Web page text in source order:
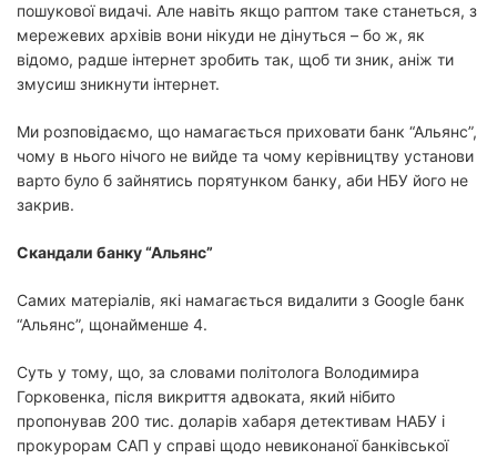
пошукової видачі. Але навіть якщо раптом таке станеться, з
мережевих архівів вони нікуди не дінуться – бо ж, як
відомо, радше інтернет зробить так, щоб ти зник, аніж ти
змусиш зникнути інтернет.
Ми розповідаємо, що намагається приховати банк “Альянс”,
чому в нього нічого не вийде та чому керівництву установи
варто було б зайнятись порятунком банку, аби НБУ його не
закрив.
Скандали банку “Альянс”
Самих матеріалів, які намагається видалити з Google банк
“Альянс”, щонайменше 4.
Суть у тому, що, за словами політолога Володимира
Горковенка, після викриття адвоката, який нібито
пропонував 200 тис. доларів хабаря детективам НАБУ і
прокурорам САП у справі щодо невиконаної банківської